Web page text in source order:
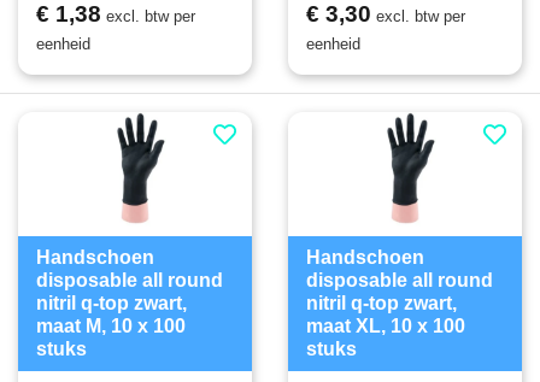
€ 1,38 excl. btw per
eenheid
€ 3,30 excl. btw per
eenheid
Handschoen
disposable all round
nitril q-top zwart,
maat M, 10 x 100
stuks
Handschoen
disposable all round
nitril q-top zwart,
maat XL, 10 x 100
stuks